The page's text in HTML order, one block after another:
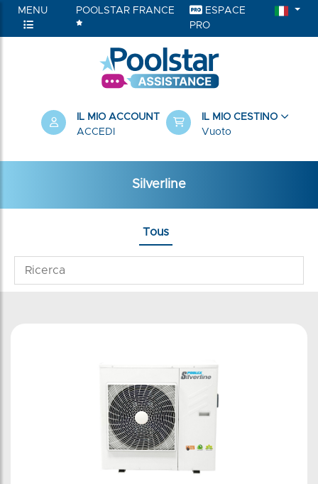
MENU POOLSTAR FRANCE
ESPACE
PRO
IL MIO ACCOUNT
ACCEDI
IL MIO CESTINO
Vuoto
Silverline
Tous